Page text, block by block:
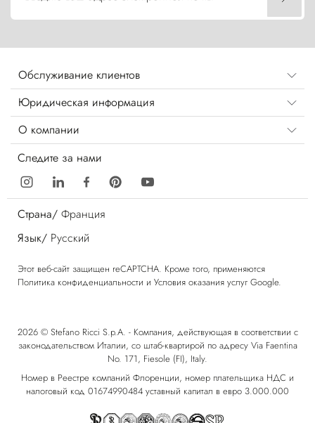
Обслуживание клиентов
Юридическая информация
О компании
Следите за нами
Страна/ Франция
Язык/ Русский
Этот веб-сайт защищен reCAPTCHA. Кроме того, применяются
Политика конфиденциальности и Условия оказания услуг Google.
2026 © Stefano Ricci S.p.A. - Компания, действующая в соответствии с
законодательством Италии, со штаб-квартирой по адресу Via Faentina
No. 171, Fiesole (FI), Italy.
Номер в Реестре компаний Флоренции, номер плательщика НДС и
налоговый код 01674990484 уставный капитал в евро 3.000.000